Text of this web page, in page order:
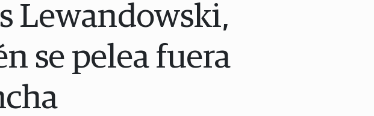
Lewandowski,
se pelea fuera